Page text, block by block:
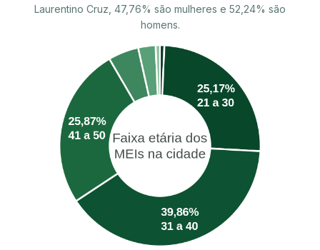
Laurentino Cruz, 47,76% são mulheres e 52,24% são
homens.